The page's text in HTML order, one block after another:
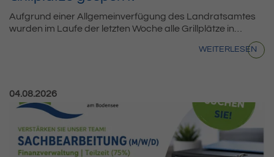
Aufgrund einer Allgemeinverfügung des Landratsamtes
wurden im Laufe der letzten Woche alle Grillplätze in…
WEITERLESEN
Veröffentlicht am:
04.08.2026